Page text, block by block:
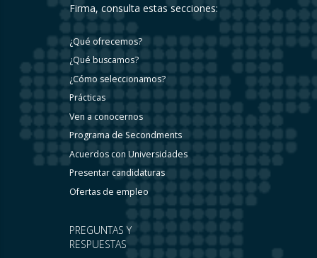
PREGUNTAS Y
RESPUESTAS
Firma, consulta estas secciones:
¿Qué ofrecemos?
¿Qué buscamos?
¿Cómo seleccionamos?
Prácticas
Ven a conocernos
Programa de Secondments
Acuerdos con Universidades
Presentar candidaturas
Ofertas de empleo